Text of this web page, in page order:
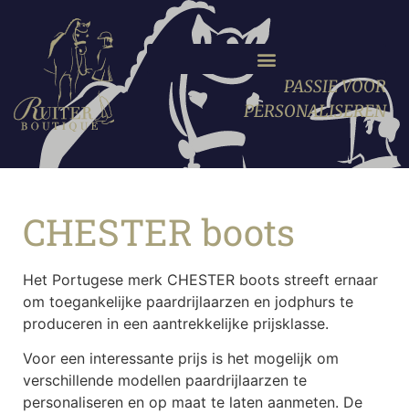
PASSIE VOOR
PERSONALISEREN
CHESTER boots
Het Portugese merk CHESTER boots streeft ernaar
om toegankelijke paardrijlaarzen en jodphurs te
produceren in een aantrekkelijke prijsklasse.
Voor een interessante prijs is het mogelijk om
verschillende modellen paardrijlaarzen te
personaliseren en op maat te laten aanmeten. De